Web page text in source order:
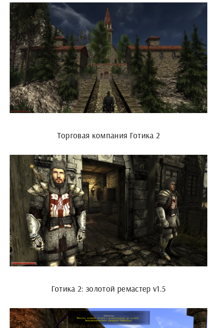
Торговая компания Готика 2
Готика 2: золотой ремастер v1.5